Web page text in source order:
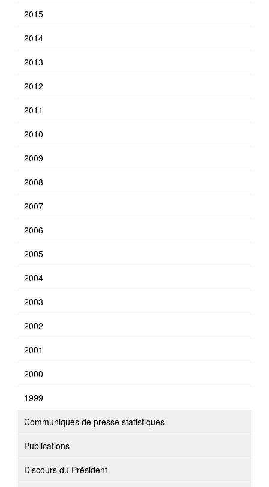
2015
2014
2013
2012
2011
2010
2009
2008
2007
2006
2005
2004
2003
2002
2001
2000
1999
Communiqués de presse statistiques
Publications
Discours du Président